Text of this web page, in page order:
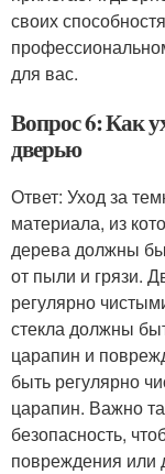
своих
для вас.
Вопрос 6: Как
дверью
Ответ: Уход за
материала, из
дерева должны
от пыли и грязи.
регулярно
стекла должны
царапин и
быть регулярно
царапин. Важно
безопасность,
повреждения или